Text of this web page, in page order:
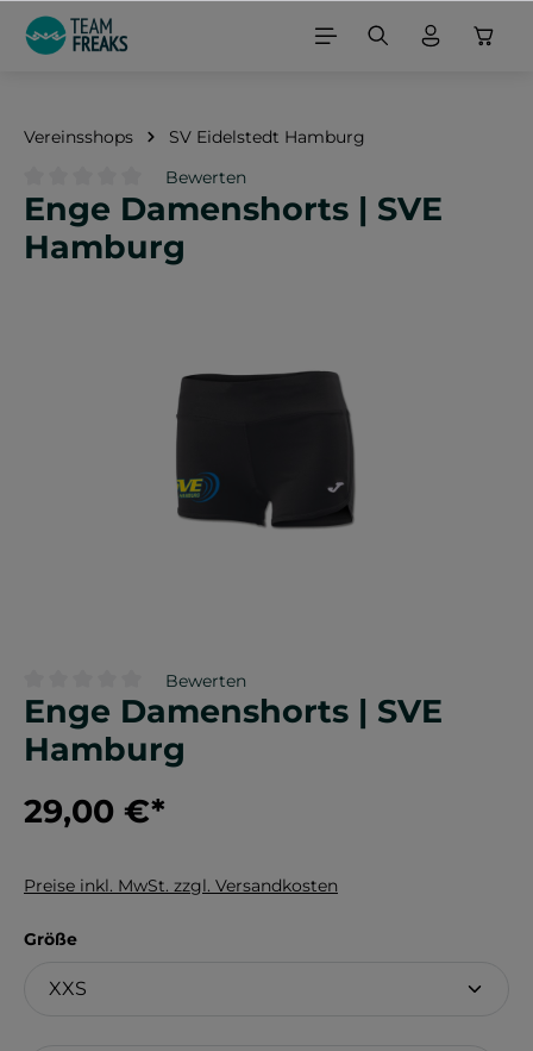
springen
Vereinsshops SV Eidelstedt Hamburg
Durchschnittliche Bewertung von 0 von 5 Sternen
Bewerten
Enge Damenshorts | SVE
Hamburg
Durchschnittliche Bewertung von 0 von 5 Sternen
Bewerten
Enge Damenshorts | SVE
Hamburg
29,00 €*
Preise inkl. MwSt. zzgl. Versandkosten
Größeauswählen